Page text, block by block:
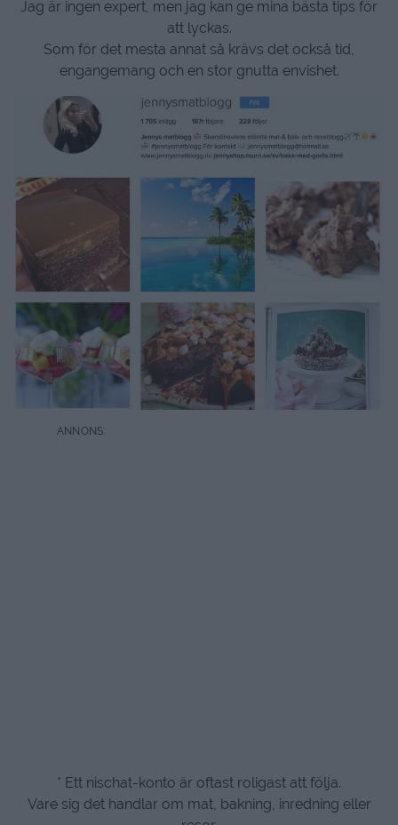
Jag är ingen expert, men jag kan ge mina bästa tips för
att lyckas.
Som för det mesta annat så krävs det också tid,
engangemang och en stor gnutta envishet.
* Ett nischat-konto är oftast roligast att följa.
Vare sig det handlar om mat, bakning, inredning eller